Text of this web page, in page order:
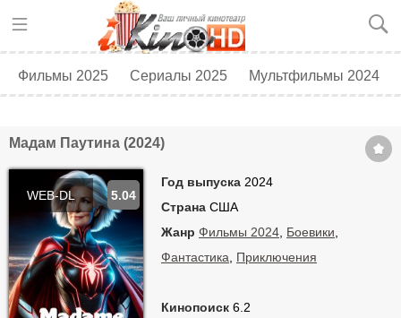
Фильмы 2025 Сериалы 2025 Мультфильмы 2024
Мадам Паутина (2024)
WEB-DL
Год выпуска 2024
Страна США
Жанр Фильмы 2024 Боевики
Фантастика
Приключения
Кинопоиск 6.2
5.04